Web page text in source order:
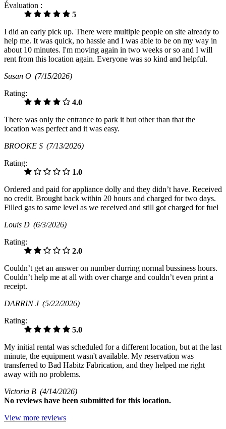
Évaluation :
5
I did an early pick up. There were multiple people on site already to
help me. It was quick, no hassle and I was able to be on my way in
about 10 minutes. I'm moving again in two weeks or so and I will
rent from this location again. Everyone was so kind and helpful.
Susan O (7/15/2026)
Rating:
4.0
There was only the entrance to park it but other than that the
location was perfect and it was easy.
BROOKE S (7/13/2026)
Rating:
1.0
Ordered and paid for appliance dolly and they didn’t have. Received
no credit. Brought back within 20 hours and charged for two days.
Filled gas to same level as we received and still got charged for fuel
Louis D (6/3/2026)
Rating:
2.0
Couldn’t get an answer on number durring normal bussiness hours.
Couldn’t help me at all with over charge and couldn’t even print a
receipt.
DARRIN J (5/22/2026)
Rating:
5.0
My initial rental was scheduled for a different location, but at the last
minute, the equipment wasn't available. My reservation was
transferred to Bad Habitz Fabrication, and they helped me right
away with no problems.
Victoria B (4/14/2026)
No reviews have been submitted for this location.
View more reviews